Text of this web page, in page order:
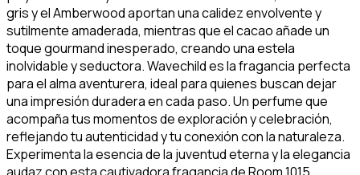
gris y el Amberwood aportan una calidez envolvente y
sutilmente amaderada, mientras que el cacao añade un
toque gourmand inesperado, creando una estela
inolvidable y seductora. Wavechild es la fragancia perfecta
para el alma aventurera, ideal para quienes buscan dejar
una impresión duradera en cada paso. Un perfume que
acompaña tus momentos de exploración y celebración,
reflejando tu autenticidad y tu conexión con la naturaleza.
Experimenta la esencia de la juventud eterna y la elegancia